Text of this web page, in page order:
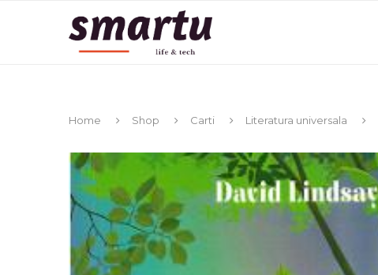
Home Shop Carti Literatura universala